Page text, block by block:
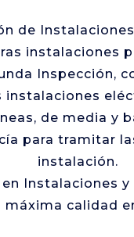
de
de media y
para tramitar
instalación.
Instalaciones
máxima calidad